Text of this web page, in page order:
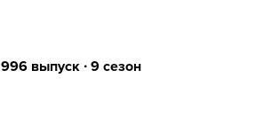
996 выпуск ∙ 9 сезон